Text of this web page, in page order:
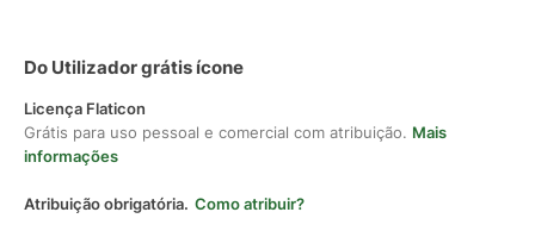
Do Utilizador grátis ícone
Licença Flaticon
Grátis para uso pessoal e comercial com atribuição. Mais
informações
Atribuição obrigatória. Como atribuir?